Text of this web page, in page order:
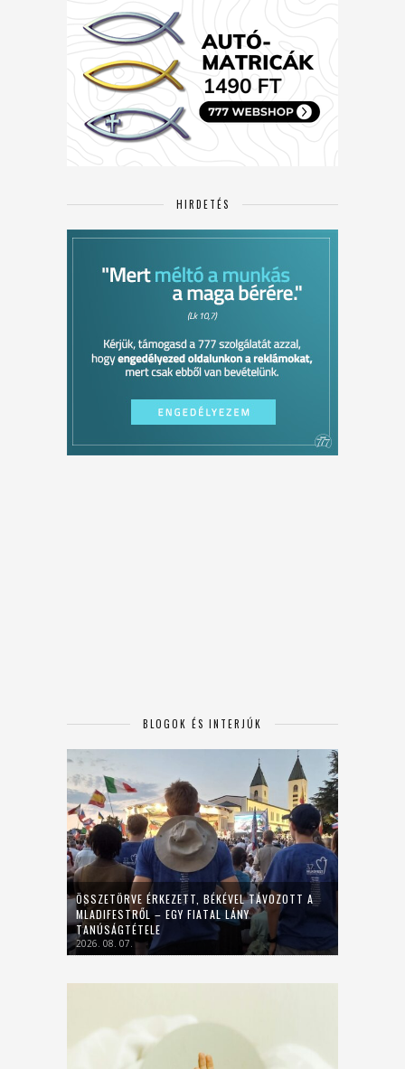
HIRDETÉS
BLOGOK ÉS INTERJÚK
ÖSSZETÖRVE ÉRKEZETT, BÉKÉVEL TÁVOZOTT A
MLADIFESTRŐL – EGY FIATAL LÁNY
TANÚSÁGTÉTELE
2026. 08. 07.